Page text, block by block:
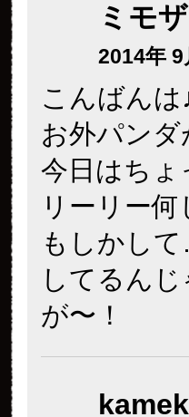
ミモザ
2014年 9
こんばんは
お外パン
今日はち
リーリー
もしかし
してるん
が〜！